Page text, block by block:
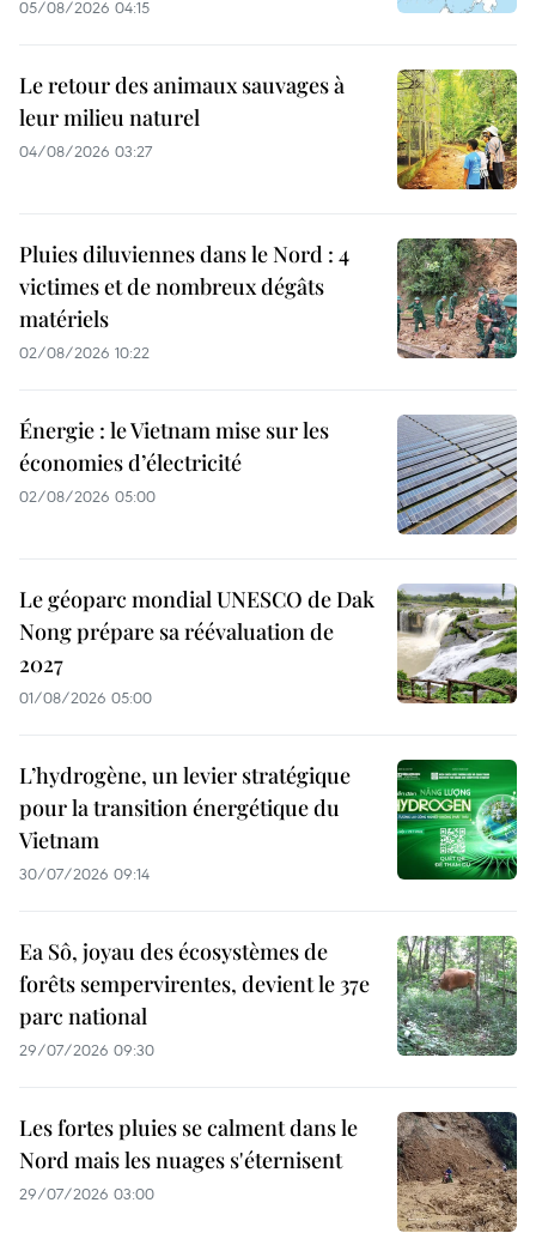
05/08/2026 04:15
Le retour des animaux sauvages à
leur milieu naturel
04/08/2026 03:27
Pluies diluviennes dans le Nord : 4
victimes et de nombreux dégâts
matériels
02/08/2026 10:22
Énergie : le Vietnam mise sur les
économies d’électricité
02/08/2026 05:00
Le géoparc mondial UNESCO de Dak
Nong prépare sa réévaluation de
2027
01/08/2026 05:00
L’hydrogène, un levier stratégique
pour la transition énergétique du
Vietnam
30/07/2026 09:14
Ea Sô, joyau des écosystèmes de
forêts sempervirentes, devient le 37e
parc national
29/07/2026 09:30
Les fortes pluies se calment dans le
Nord mais les nuages s'éternisent
29/07/2026 03:00